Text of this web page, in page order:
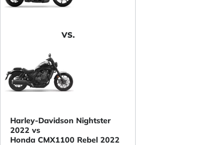
VS.
Harley-Davidson Nightster
2022 vs
Honda CMX1100 Rebel 2022